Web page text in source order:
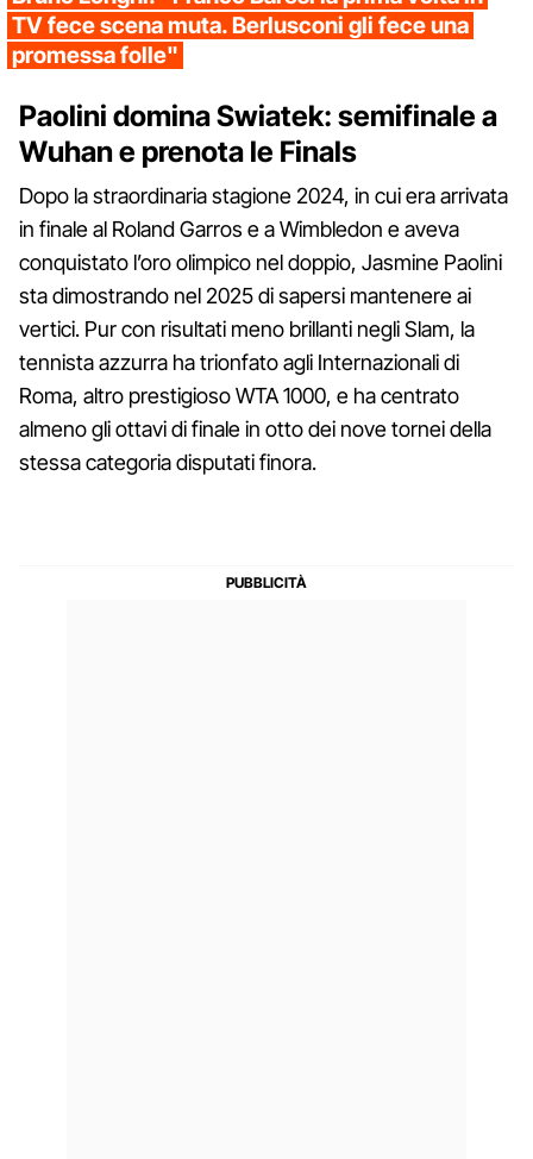
TV fece scena muta. Berlusconi gli fece una
promessa folle"
Paolini domina Swiatek: semifinale a
Wuhan e prenota le Finals
Dopo la straordinaria stagione 2024, in cui era arrivata
in finale al Roland Garros e a Wimbledon e aveva
conquistato l’oro olimpico nel doppio, Jasmine Paolini
sta dimostrando nel 2025 di sapersi mantenere ai
vertici. Pur con risultati meno brillanti negli Slam, la
tennista azzurra ha trionfato agli Internazionali di
Roma, altro prestigioso WTA 1000, e ha centrato
almeno gli ottavi di finale in otto dei nove tornei della
stessa categoria disputati finora.